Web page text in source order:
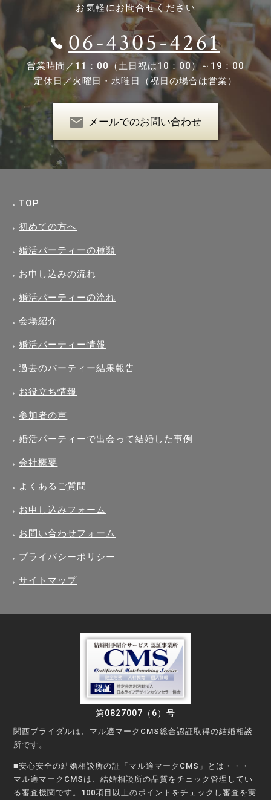
お気軽にお問合せください
06-4305-4261
営業時間／11：00（土日祝は10：00）～19：00
定休日／火曜日・水曜日（祝日の場合は営業）
メールでのお問い合わせ
TOP
初めての方へ
婚活パーティーの種類
お申し込みの流れ
婚活パーティーの流れ
会場紹介
婚活パーティー情報
過去のパーティー結果報告
お役立ち情報
参加者の声
婚活パーティーで出会って結婚した事例
会社概要
よくあるご質問
お申し込みフォーム
お問い合わせフォーム
プライバシーポリシー
サイトマップ
第0827007（6）号
関西ブライダルは、マル適マークCMS総合認証取得の結婚相談
所です。
■安心安全の結婚相談所の証「マル適マークCMS」とは・・・
マル適マークCMSは、結婚相談所の品質をチェック管理してい
る審査機関です。100項目以上のポイントをチェックし審査を実